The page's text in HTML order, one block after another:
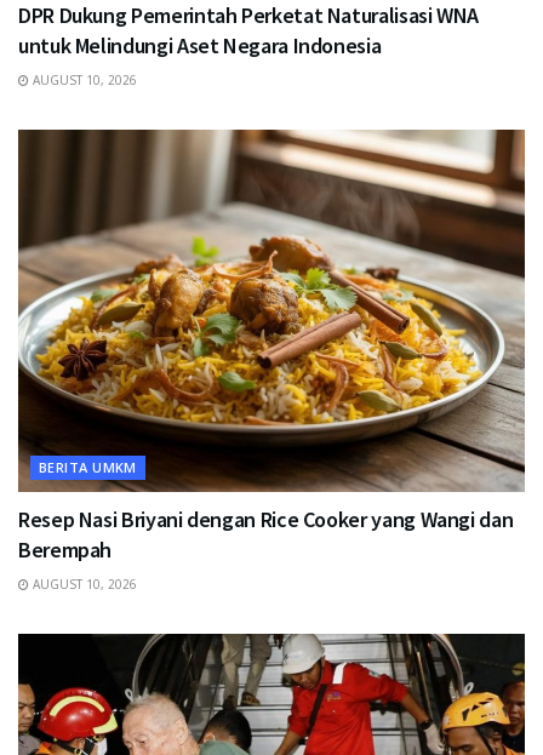
DPR Dukung Pemerintah Perketat Naturalisasi WNA
untuk Melindungi Aset Negara Indonesia
AUGUST 10, 2026
BERITA UMKM
Resep Nasi Briyani dengan Rice Cooker yang Wangi dan
Berempah
AUGUST 10, 2026